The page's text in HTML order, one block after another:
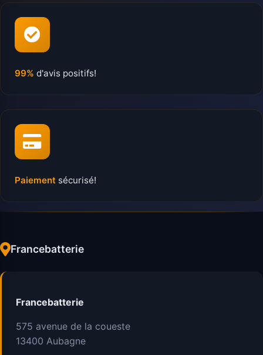
99% d'avis positifs!
Paiement sécurisé!
Francebatterie
Francebatterie
575 avenue de la coueste
13400 Aubagne